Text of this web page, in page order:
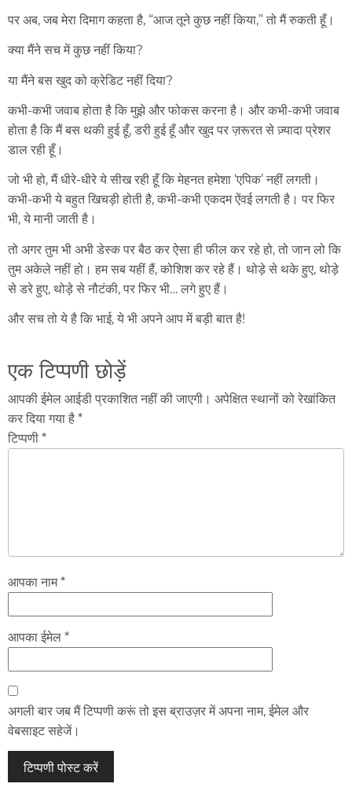
पर अब, जब मेरा दिमाग कहता है, “आज तूने कुछ नहीं किया,” तो मैं रुकती हूँ।
क्या मैंने सच में कुछ नहीं किया?
या मैंने बस खुद को क्रेडिट नहीं दिया?
कभी-कभी जवाब होता है कि मुझे और फोकस करना है। और कभी-कभी जवाब
होता है कि मैं बस थकी हुई हूँ, डरी हुई हूँ और खुद पर ज़रूरत से ज़्यादा प्रेशर
डाल रही हूँ।
जो भी हो, मैं धीरे-धीरे ये सीख रही हूँ कि मेहनत हमेशा ‘एपिक’ नहीं लगती।
कभी-कभी ये बहुत खिचड़ी होती है, कभी-कभी एकदम ऐंवई लगती है। पर फिर
भी, ये मानी जाती है।
तो अगर तुम भी अभी डेस्क पर बैठ कर ऐसा ही फील कर रहे हो, तो जान लो कि
तुम अकेले नहीं हो। हम सब यहीं हैं, कोशिश कर रहे हैं। थोड़े से थके हुए, थोड़े
से डरे हुए, थोड़े से नौटंकी, पर फिर भी… लगे हुए हैं।
और सच तो ये है कि भाई, ये भी अपने आप में बड़ी बात है!
एक टिप्पणी छोड़ें
आपकी ईमेल आईडी प्रकाशित नहीं की जाएगी। अपेक्षित स्थानों को रेखांकित
कर दिया गया है *
टिप्पणी *
आपका नाम *
आपका ईमेल *
अगली बार जब मैं टिप्पणी करूं तो इस ब्राउज़र में अपना नाम, ईमेल और
वेबसाइट सहेजें।